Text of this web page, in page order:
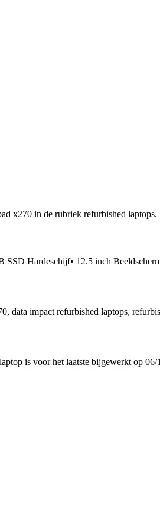
x270 in de rubriek refurbished laptops.
SSD Hardeschijf• 12.5 inch
data impact refurbished laptops,
is voor het laatste bijgewerkt op